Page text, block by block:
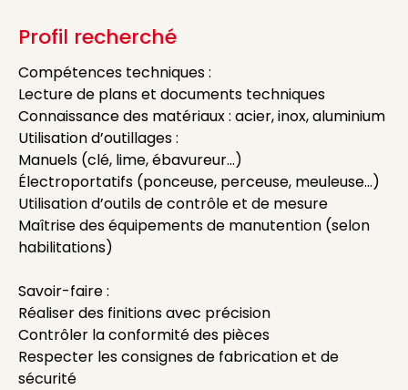
Profil recherché
Compétences techniques :
Lecture de plans et documents techniques
Connaissance des matériaux : acier, inox, aluminium
Utilisation d’outillages :
Manuels (clé, lime, ébavureur…)
Électroportatifs (ponceuse, perceuse, meuleuse…)
Utilisation d’outils de contrôle et de mesure
Maîtrise des équipements de manutention (selon
habilitations)
Savoir-faire :
Réaliser des finitions avec précision
Contrôler la conformité des pièces
Respecter les consignes de fabrication et de
sécurité